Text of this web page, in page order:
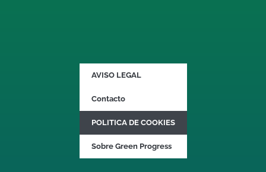
AVISO LEGAL
Contacto
POLITICA DE COOKIES
Sobre Green Progress